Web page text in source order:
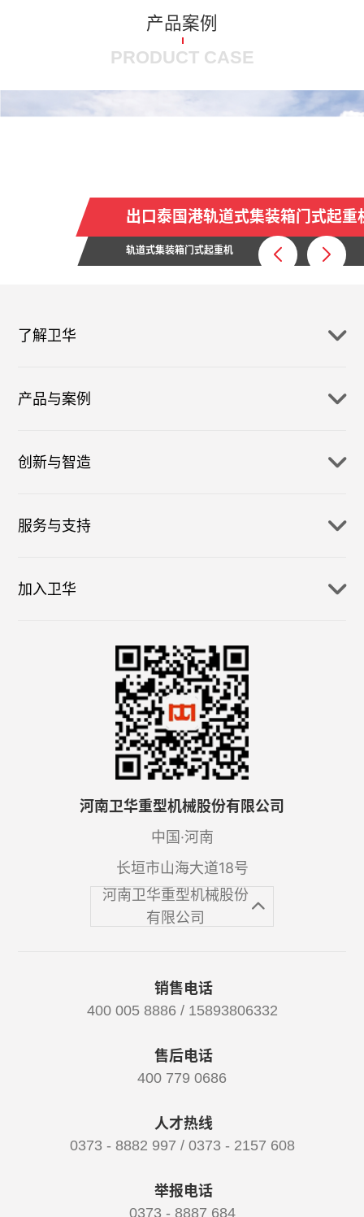
产品案例
PRODUCT CASE
出口泰国港轨道式集装箱门式起重
轨道式集装箱门式起重机
了解卫华
产品与案例
创新与智造
服务与支持
加入卫华
河南卫华重型机械股份有限公司
中国·河南
长垣市山海大道18号
河南卫华重型机械股份
有限公司
销售电话
400 005 8886 / 15893806332
售后电话
400 779 0686
人才热线
0373 - 8882 997 / 0373 - 2157 608
举报电话
0373 - 8887 684